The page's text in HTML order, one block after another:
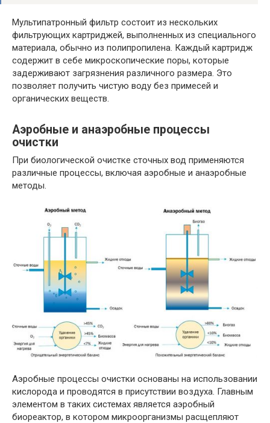
Мультипатронный фильтр состоит из нескольких
фильтрующих картриджей, выполненных из специального
материала, обычно из полипропилена. Каждый картридж
содержит в себе микроскопические поры, которые
задерживают загрязнения различного размера. Это
позволяет получить чистую воду без примесей и
органических веществ.
Аэробные и анаэробные процессы
очистки
При биологической очистке сточных вод применяются
различные процессы, включая аэробные и анаэробные
методы.
Аэробные процессы очистки основаны на использовании
кислорода и проводятся в присутствии воздуха. Главным
элементом в таких системах является аэробный
биореактор, в котором микроорганизмы расщепляют